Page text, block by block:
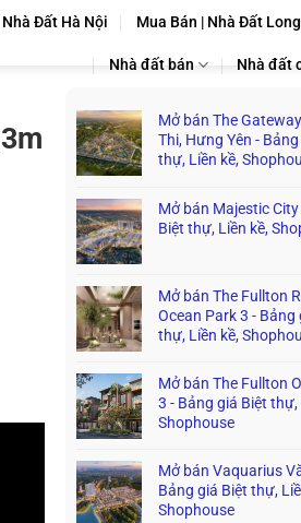
Nhà Đất Hà Nội Mua Bán | Nhà Đất
Nhà đất bán Nhà đất
Mở bán The
Thi, Hưng Yên -
thự, Liền kề,
Mở bán Majestic
Biệt thự, Liền kề,
Mở bán The Fullton
Ocean Park 3 - Bảng
thự, Liền kề,
Mở bán The Fullton
3 - Bảng giá Biệt thự,
Shophouse
Mở bán Vaquarius
Bảng giá Biệt thự,
Shophouse